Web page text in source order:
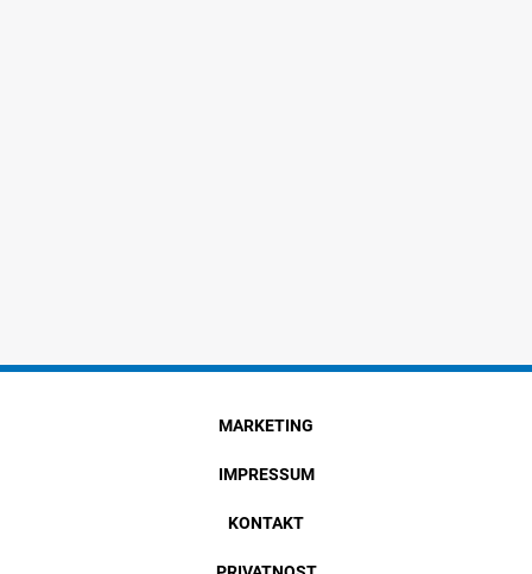
MARKETING
IMPRESSUM
KONTAKT